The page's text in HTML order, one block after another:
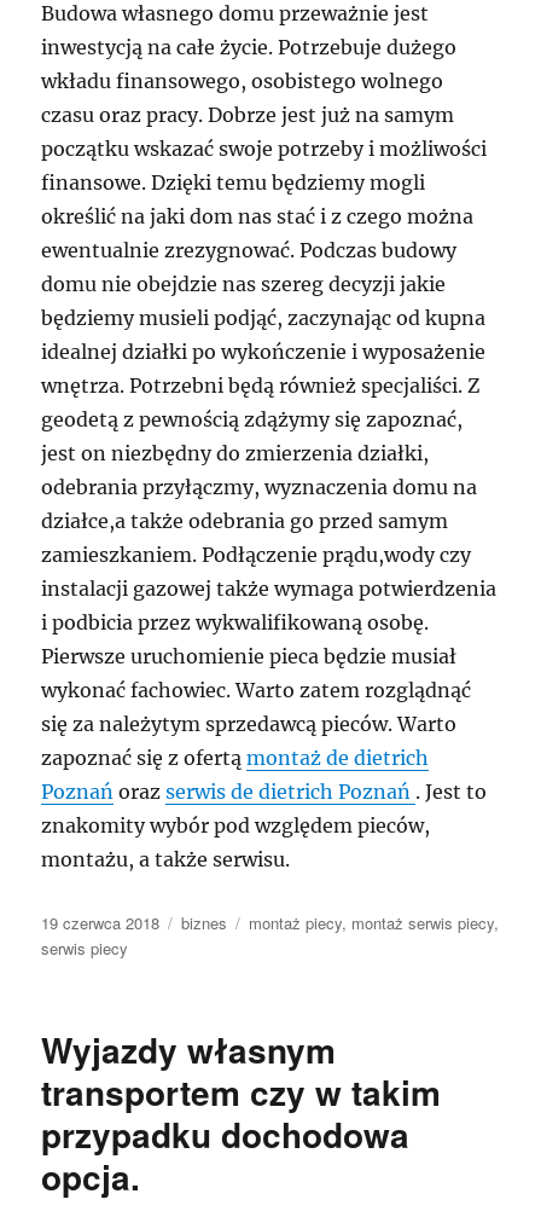
Budowa własnego domu przeważnie jest
inwestycją na całe życie. Potrzebuje dużego
wkładu finansowego, osobistego wolnego
czasu oraz pracy. Dobrze jest już na samym
początku wskazać swoje potrzeby i możliwości
finansowe. Dzięki temu będziemy mogli
określić na jaki dom nas stać i z czego można
ewentualnie zrezygnować. Podczas budowy
domu nie obejdzie nas szereg decyzji jakie
będziemy musieli podjąć, zaczynając od kupna
idealnej działki po wykończenie i wyposażenie
wnętrza. Potrzebni będą również specjaliści. Z
geodetą z pewnością zdążymy się zapoznać,
jest on niezbędny do zmierzenia działki,
odebrania przyłączmy, wyznaczenia domu na
działce,a także odebrania go przed samym
zamieszkaniem. Podłączenie prądu,wody czy
instalacji gazowej także wymaga potwierdzenia
i podbicia przez wykwalifikowaną osobę.
Pierwsze uruchomienie pieca będzie musiał
wykonać fachowiec. Warto zatem rozglądnąć
się za należytym sprzedawcą pieców. Warto
zapoznać się z ofertąmontaż de dietrich
Poznań orazserwis de dietrich Poznań . Jest to
znakomity wybór pod względem pieców,
montażu, a także serwisu.
Data
publikacji
19 czerwca 2018 Kategorie
biznes Tagi
montaż piecy, montaż serwis piecy,
serwis piecy
Wyjazdy własnym
transportem czy w takim
przypadku dochodowa
opcja.